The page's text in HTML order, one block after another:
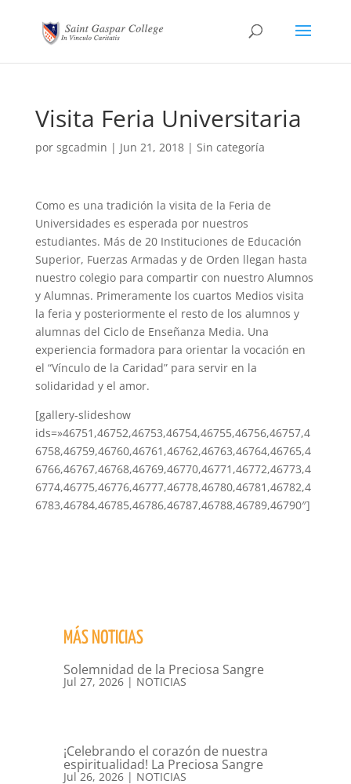
Visita Feria Universitaria
por sgcadmin | Jun 21, 2018| Sin categoría
Como es una tradición la visita de la Feria de
Universidades es esperada por nuestros
estudiantes. Más de 20 Instituciones de Educación
Superior, Fuerzas Armadas y de Orden llegan hasta
nuestro colegio para compartir con nuestro Alumnos
y Alumnas. Primeramente los cuartos Medios visita
la feria y posteriormente el resto de los alumnos y
alumnas del Ciclo de Enseñanza Media. Una
experiencia formadora para orientar la vocación en
el “Vínculo de la Caridad” para servir en la
solidaridad y el amor.
[gallery-slideshow
ids=»46751,46752,46753,46754,46755,46756,46757,4
6758,46759,46760,46761,46762,46763,46764,46765,4
6766,46767,46768,46769,46770,46771,46772,46773,4
6774,46775,46776,46777,46778,46780,46781,46782,4
6783,46784,46785,46786,46787,46788,46789,46790″]
MÁS NOTICIAS
Solemnidad de la Preciosa Sangre
Jul 27, 2026| NOTICIAS
¡Celebrando el corazón de nuestra
espiritualidad! La Preciosa Sangre
Jul 26, 2026| NOTICIAS